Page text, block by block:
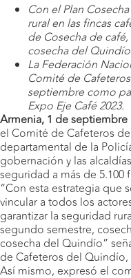
Con el Plan
rural en las fincas
de Cosecha de
cosecha del
La Federación
Comité de
septiembre como
Expo Eje Café 2023.
Armenia, 1 de septiembre
el Comité de Cafeteros
departamental de la
gobernación y las
seguridad a más de 5.100
“Con esta estrategia que
vincular a todos los
garantizar la seguridad
segundo semestre,
cosecha del Quindío”
de Cafeteros del Quindío,
Así mismo, expresó el